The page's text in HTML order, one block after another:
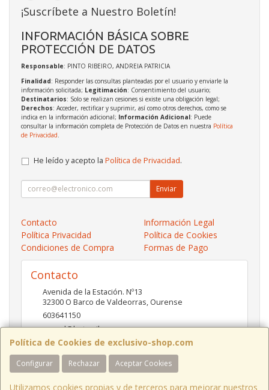
Política de Cookies de exclusivo-shop.com
Configurar Rechazar Aceptar Cookies
Utilizamos cookies propias y de terceros para mejorar nuestros
¡Suscríbete a Nuestro Boletín!
INFORMACIÓN BÁSICA SOBRE
PROTECCIÓN DE DATOS
Responsable: PINTO RIBEIRO, ANDREIA PATRICIA
Finalidad: Responder las consultas planteadas por el usuario y enviarle la
información solicitada; Legitimación: Consentimiento del usuario;
Destinatarios: Solo se realizan cesiones si existe una obligación legal;
Derechos: Acceder, rectificar y suprimir, así como otros derechos, como se
indica en la información adicional; Información Adicional: Puede
consultar la información completa de Protección de Datos en nuestra Política
de Privacidad
He leído y acepto la Política de Privacidad.
Enviar
Contacto
Información Legal
Política Privacidad
Política de Cookies
Condiciones de Compra
Formas de Pago
Contacto
Avenida de la Estación. Nº13
32300 O Barco de Valdeorras, Ourense
603641150
pc-red@hotmail.es
Horario
10:00- 13:30 / 17:00- 20:30